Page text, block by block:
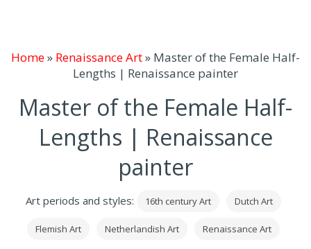
Home» Renaissance Art» Master of the Female Half-
Lengths | Renaissance painter
Master of the Female Half-
Lengths | Renaissance
painter
Art periods and styles: 16th century Art Dutch Art
Flemish Art Netherlandish Art Renaissance Art